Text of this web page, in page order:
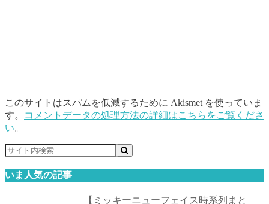
このサイトはスパムを低減するために Akismet を使っていま
す。
コメントデータの処理方法の詳細はこちらをご覧くださ
い。
いま人気の記事
【ミッキーニューフェイス時系列まと